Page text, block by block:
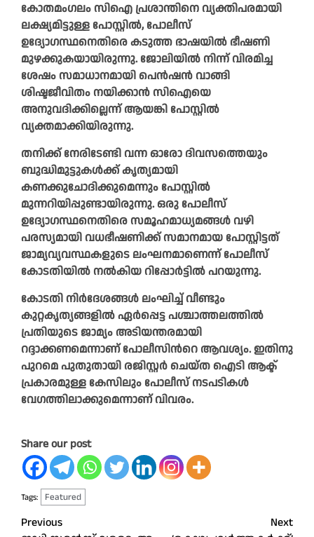
കോതമംഗലം സിഐ പ്രശാന്തിനെ വ്യക്തിപരമായി
ലക്ഷ്യമിട്ടുള്ള പോസ്റ്റില്‍, പോലീസ്
ഉദ്യോഗസ്ഥനെതിരെ കടുത്ത ഭാഷയില്‍ ഭീഷണി
മുഴക്കുകയായിരുന്നു. ജോലിയില്‍ നിന്ന് വിരമിച്ച
ശേഷം സമാധാനമായി പെന്‍ഷന്‍ വാങ്ങി
ശിഷ്ടജീവിതം നയിക്കാന്‍ സിഐയെ
അനുവദിക്കില്ലെന്ന് ആയങ്കി പോസ്റ്റില്‍
വ്യക്തമാക്കിയിരുന്നു.
തനിക്ക് നേരിടേണ്ടി വന്ന ഓരോ ദിവസത്തെയും
ബുദ്ധിമുട്ടുകള്‍ക്ക് കൃത്യമായി
കണക്കുചോദിക്കുമെന്നും പോസ്റ്റില്‍
മുന്നറിയിപ്പുണ്ടായിരുന്നു. ഒരു പോലീസ്
ഉദ്യോഗസ്ഥനെതിരെ സമൂഹമാധ്യമങ്ങള്‍ വഴി
പരസ്യമായി വധഭീഷണിക്ക് സമാനമായ പോസ്റ്റിട്ടത്
ജാമ്യവ്യവസ്ഥകളുടെ ലംഘനമാണെന്ന് പോലീസ്
കോടതിയില്‍ നല്‍കിയ റിപ്പോര്‍ട്ടില്‍ പറയുന്നു.
കോടതി നിര്‍ദേശങ്ങള്‍ ലംഘിച്ച് വീണ്ടും
കുറ്റകൃത്യങ്ങളില്‍ ഏര്‍പ്പെട്ട പശ്ചാത്തലത്തില്‍
പ്രതിയുടെ ജാമ്യം അടിയന്തരമായി
റദ്ദാക്കണമെന്നാണ് പോലീസിന്‍റെ ആവശ്യം. ഇതിനു
പുറമെ പുതുതായി രജിസ്റ്റര്‍ ചെയ്ത ഐടി ആക്ട്
പ്രകാരമുള്ള കേസിലും പോലീസ് നടപടികള്‍
വേഗത്തിലാക്കുമെന്നാണ് വിവരം.
Share our post
Tags: Featured
Post
Previous
Next